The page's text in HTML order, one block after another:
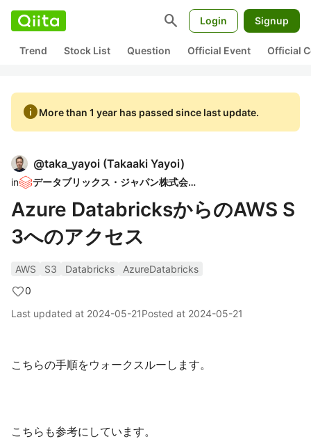
search Login Signup
Trend Stock List Question Official Event Official
infoMore than 1 year has passed since last update.
@taka_yayoi (Takaaki Yayoi)
in データブリックス・ジャパン株式会社
Azure DatabricksからのAWS S
3へのアクセス
AWS S3 Databricks
AzureDatabricks
0
Last updated at 2024-05-21Posted at 2024-05-21
こちらの手順をウォークスルーします。
こちらも参考にしています。